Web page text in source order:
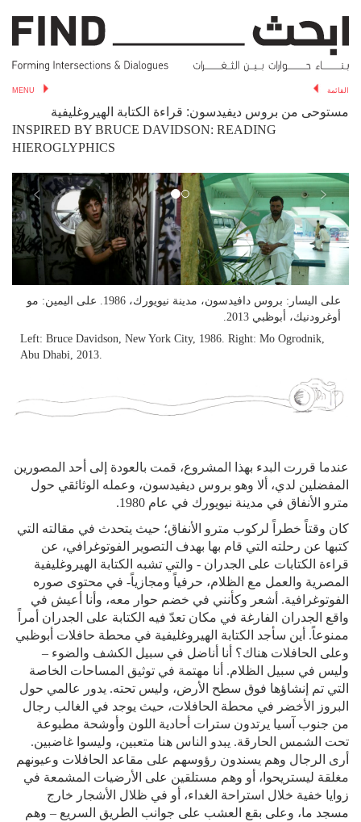
القائمة MENU
مستوحى من بروس ديفيدسون: قراءة الكتابة الهيروغليفية
INSPIRED BY BRUCE DAVIDSON: READING
HIEROGLYPHICS
على اليسار: بروس دافيدسون، مدينة نيويورك، 1986. على اليمين: مو
أوغرودنيك، أبوظبي 2013.
Left: Bruce Davidson, New York City, 1986. Right: Mo Ogrodnik,
Abu Dhabi, 2013.
< >
عندما قررت البدء بهذا المشروع، قمت بالعودة إلى أحد المصورين
المفضلين لدي، ألا وهو بروس ديفيدسون، وعمله الوثائقي حول
مترو الأنفاق في مدينة نيويورك في عام 1980.
كان وقتاً خطراً لركوب مترو الأنفاق؛ حيث يتحدث في مقالته التي
كتبها عن رحلته التي قام بها بهدف التصوير الفوتوغرافي، عن
قراءة الكتابات على الجدران - والتي تشبه الكتابة الهيروغليفية
المصرية والعمل مع الظلام، حرفياً ومجازياً- في محتوى صوره
الفوتوغرافية. أشعر وكأنني في خضم حوار معه، وأنا أعيش في
واقع الجدران الفارغة في مكان تعدّ فيه الكتابة على الجدران أمراً
ممنوعاً. أين سأجد الكتابة الهيروغليفية في محطة حافلات أبوظبي
وعلى الحافلات هناك؟ أنا أناضل في سبيل الكشف والضوء –
وليس في سبيل الظلام. أنا مهتمة في توثيق المساحات الخاصة
التي تم إنشاؤها فوق سطح الأرض، وليس تحته. يدور عالمي حول
البروز الأخضر في محطة الحافلات، حيث يوجد في الغالب رجال
من جنوب آسيا يرتدون سترات أحادية اللون وأوشحة مطبوعة
تحت الشمس الحارقة. يبدو الناس هنا متعبين، وليسوا غاضبين.
أرى الرجال وهم يسندون رؤوسهم على مقاعد الحافلات وعيونهم
مغلقة ليستريحوا، أو وهم مستلقين على الأرضيات المشمعة في
زوايا خفية خلال استراحة الغداء، أو في ظلال الأشجار خارج
مسجد ما، وعلى بقع العشب على جوانب الطريق السريع – وهم